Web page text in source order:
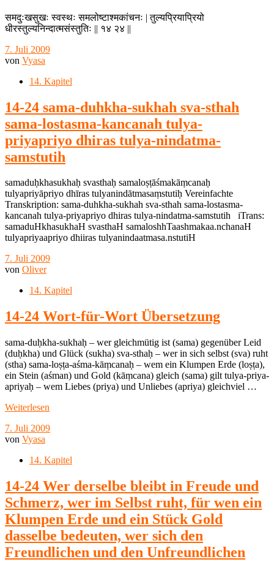
समदुःखसुखः स्वस्थः समलोष्टाश्मकांचनः | तुल्यप्रियाप्रियो
धीरस्तुल्यनिन्दात्मसंस्तुतिः || १४ २४ ||
7. Juli 2009
von Vyasa
14. Kapitel
14-24 sama-duhkha-sukhah sva-sthah
sama-lostasma-kancanah tulya-
priyapriyo dhiras tulya-nindatma-
samstutih
samaduḥkhasukhaḥ svasthaḥ samaloṣṭāśmakāṃcanaḥ
tulyapriyāpriyo dhīras tulyanindātmasaṃstutiḥ Vereinfachte
Transkription: sama-duhkha-sukhah sva-sthah sama-lostasma-
kancanah tulya-priyapriyo dhiras tulya-nindatma-samstutih iTrans:
samaduHkhasukhaH svasthaH samaloshhTaashmakaa.nchanaH
tulyapriyaapriyo dhiiras tulyanindaatmasa.nstutiH
7. Juli 2009
von Oliver
14. Kapitel
14-24 Wort-für-Wort Übersetzung
sama-duḥkha-sukhaḥ – wer gleichmütig ist (sama) gegenüber Leid
(duḥkha) und Glück (sukha) sva-sthaḥ – wer in sich selbst (sva) ruht
(stha) sama-loṣṭa-aśma-kāṃcanaḥ – wem ein Klumpen Erde (loṣṭa),
ein Stein (aśman) und Gold (kāṃcana) gleich (sama) gilt tulya-priya-
apriyaḥ – wem Liebes (priya) und Unliebes (apriya) gleichviel …
Weiterlesen
7. Juli 2009
von Vyasa
14. Kapitel
14-24 Wer derselbe bleibt in Freude und
Schmerz, wer im Selbst ruht, für wen ein
Klumpen Erde und ein Stück Gold
dasselbe bedeuten, wer sich den
Freundlichen und den Unfreundlichen